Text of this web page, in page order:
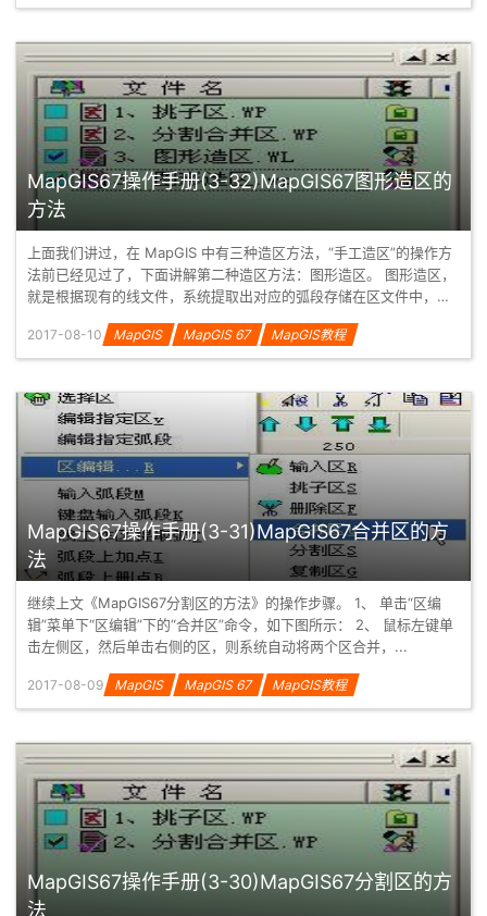
MapGIS67操作手册(3-32)MapGIS67图形造区的
方法
上面我们讲过，在 MapGIS 中有三种造区方法，“手工造区”的操作方
法前已经见过了，下面讲解第二种造区方法：图形造区。 图形造区，
就是根据现有的线文件，系统提取出对应的弧段存储在区文件中，然
2017-08-10 MapGIS MapGIS 67 MapGIS教程
MapGIS67操作手册(3-31)MapGIS67合并区的方
法
继续上文《MapGIS67分割区的方法》的操作步骤。 1、 单击“区编
辑”菜单下“区编辑”下的“合并区”命令，如下图所示： 2、 鼠标左键单
击左侧区，然后单击右侧的区，则系统自动将两个区合并，...
2017-08-09 MapGIS MapGIS 67 MapGIS教程
MapGIS67操作手册(3-30)MapGIS67分割区的方
法